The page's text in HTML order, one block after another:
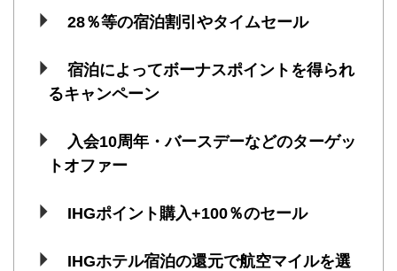
28％等の宿泊割引やタイムセール
宿泊によってボーナスポイントを得られ
るキャンペーン
入会10周年・バースデーなどのターゲッ
トオファー
IHGポイント購入+100％のセール
IHGホテル宿泊の還元で航空マイルを選